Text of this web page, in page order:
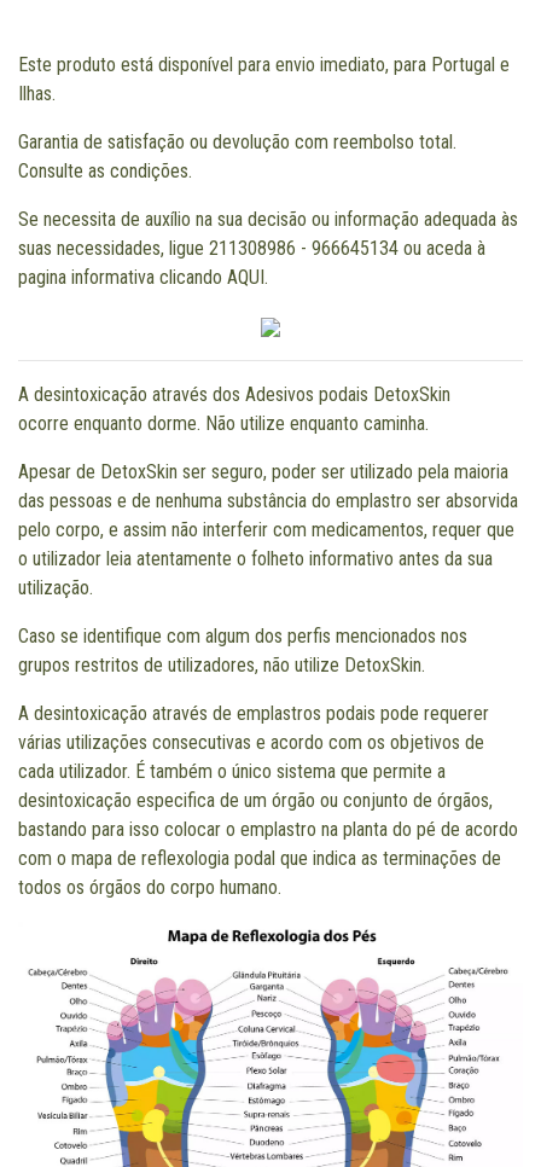
Este produto está disponível para envio imediato, para Portugal e
Ilhas.
Garantia de satisfação ou devolução com reembolso total.
Consulte as condições.
Se necessita de auxílio na sua decisão ou informação adequada às
suas necessidades, ligue 211308986 - 966645134 ou aceda à
pagina informativa clicando AQUI.
A desintoxicação através dos Adesivos podais DetoxSkin
ocorre enquanto dorme. Não utilize enquanto caminha.
Apesar de DetoxSkin ser seguro, poder ser utilizado pela maioria
das pessoas e de nenhuma substância do emplastro ser absorvida
pelo corpo, e assim não interferir com medicamentos, requer que
o utilizador leia atentamente o folheto informativo antes da sua
utilização.
Caso se identifique com algum dos perfis mencionados nos
grupos restritos de utilizadores, não utilize DetoxSkin.
A desintoxicação através de emplastros podais pode requerer
várias utilizações consecutivas e acordo com os objetivos de
cada utilizador. É também o único sistema que permite a
desintoxicação especifica de um órgão ou conjunto de órgãos,
bastando para isso colocar o emplastro na planta do pé de acordo
com o mapa de reflexologia podal que indica as terminações de
todos os órgãos do corpo humano.